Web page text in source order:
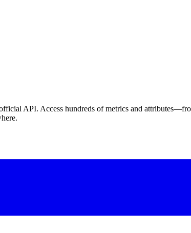
API. Access hundreds of metrics and